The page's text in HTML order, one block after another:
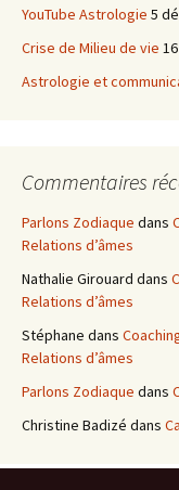
YouTube Astrologie 5
Crise de Milieu de vie
Astrologie et
Commentaires
Parlons Zodiaque dans
Relations d’âmes
Nathalie Girouard dans
Relations d’âmes
Stéphane dans
Relations d’âmes
Parlons Zodiaque dans
Christine Badizé dans